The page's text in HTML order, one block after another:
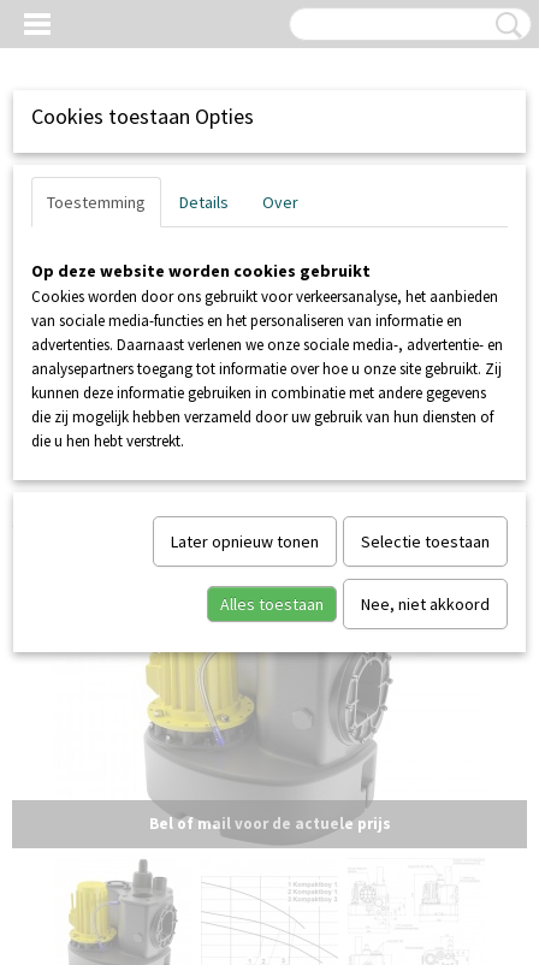
Inloggen Registreren
UW WINKELWAGEN
Bel of mail voor de actuele prijs
Cookies toestaan Opties
Toestemming Details Over
Op deze website worden cookies gebruikt
Cookies worden door ons gebruikt voor verkeersanalyse, het aanbieden
van sociale media-functies en het personaliseren van informatie en
advertenties. Daarnaast verlenen we onze sociale media-, advertentie- en
analysepartners toegang tot informatie over hoe u onze site gebruikt. Zij
kunnen deze informatie gebruiken in combinatie met andere gegevens
die zij mogelijk hebben verzameld door uw gebruik van hun diensten of
die u hen hebt verstrekt.
Later opnieuw tonen Selectie toestaan
Alles toestaan Nee, niet akkoord